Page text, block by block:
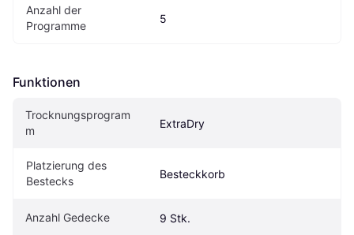
Anzahl der
Programme
5
Funktionen
Trocknungsprogram
m
ExtraDry
Platzierung des
Bestecks
Besteckkorb
Anzahl Gedecke 9 Stk.